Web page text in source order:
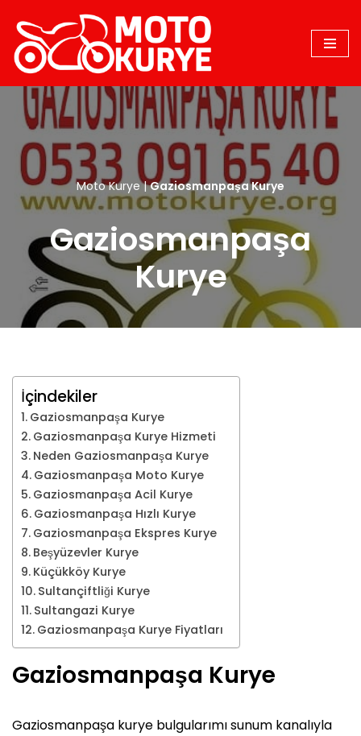
İçeriğe
geç
Moto Kurye|Gaziosmanpaşa Kurye
Gaziosmanpaşa
Kurye
İçindekiler
Gaziosmanpaşa Kurye
Gaziosmanpaşa Kurye Hizmeti
Neden Gaziosmanpaşa Kurye
Gaziosmanpaşa Moto Kurye
Gaziosmanpaşa Acil Kurye
Gaziosmanpaşa Hızlı Kurye
Gaziosmanpaşa Ekspres Kurye
Beşyüzevler Kurye
Küçükköy Kurye
Sultançiftliği Kurye
Sultangazi Kurye
Gaziosmanpaşa Kurye Fiyatları
Gaziosmanpaşa Kurye
Gaziosmanpaşa kurye bulgularımı sunum kanalıyla